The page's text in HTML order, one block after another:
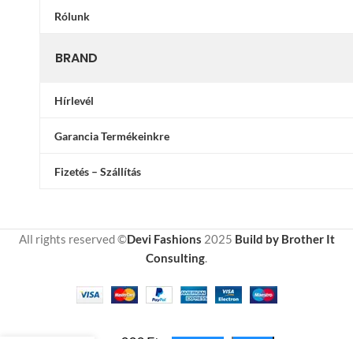
Rólunk
BRAND
Hírlevél
Garancia Termékeinkre
Fizetés – Szállítás
All rights reserved ©Devi Fashions 2025 Build by Brother It
Consulting.